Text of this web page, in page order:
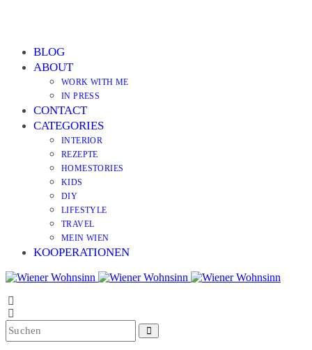
BLOG
ABOUT
WORK WITH ME
IN PRESS
CONTACT
CATEGORIES
INTERIOR
REZEPTE
HOMESTORIES
KIDS
DIY
LIFESTYLE
TRAVEL
MEIN WIEN
KOOPERATIONEN